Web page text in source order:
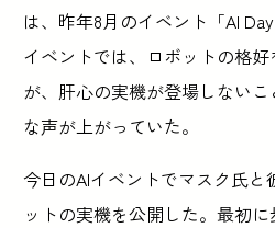
は、昨年8月のイベント「AI
イベントでは、ロボットの格
が、肝心の実機が登場しない
な声が上がっていた。
今日のAIイベントでマスク氏
ットの実機を公開した。最初